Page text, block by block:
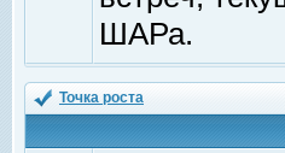
ШАРа.
Точка роста